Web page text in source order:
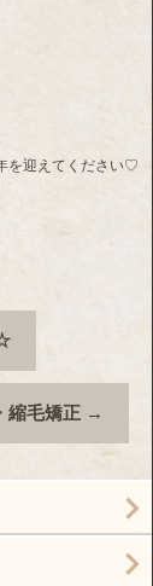
を迎えてください♡
縮毛矯正 →